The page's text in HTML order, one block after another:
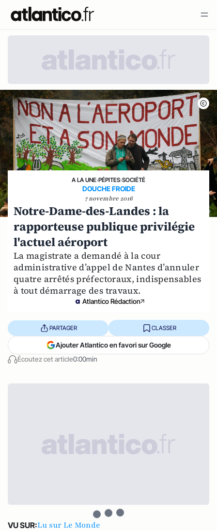
A LA UNE›PÉPITES›SOCIÉTÉ
DOUCHE FROIDE
7 novembre 2016
Notre-Dame-des-Landes : la
rapporteuse publique privilégie
l'actuel aéroport
La magistrate a demandé à la cour
administrative d’appel de Nantes d’annuler
quatre arrêtés préfectoraux, indispensables
à tout démarrage des travaux.
Atlantico Rédaction
Écoutez cet article0:00min
PARTAGER CLASSER
Ajouter Atlantico en favori sur Google
VU SUR:Lu sur Le Monde